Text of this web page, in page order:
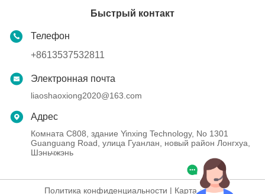
Быстрый контакт
Телефон
+8613537532811
Электронная почта
liaoshaoxiong2020@163.com
Адрес
Комната C808, здание Yinxing Technology, No 1301
Guanguang Road, улица Гуанлан, новый район Лонгхуа,
Шэньчжэнь
Политика конфиденциальности | Карта сайта